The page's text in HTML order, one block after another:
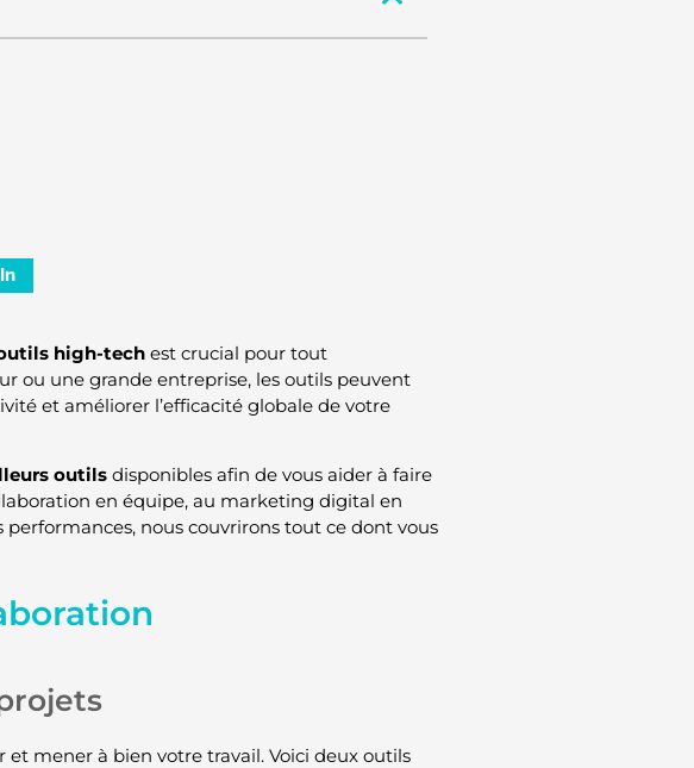
high-techest crucial pour tout
ou une grande entreprise, les outils peuvent
et améliorer l’efficacité globale de votre
outilsdisponibles afin de vous aider à faire
en équipe, au marketing digital en
nous couvrirons tout ce dont vous
mener à bien votre travail. Voici deux outils